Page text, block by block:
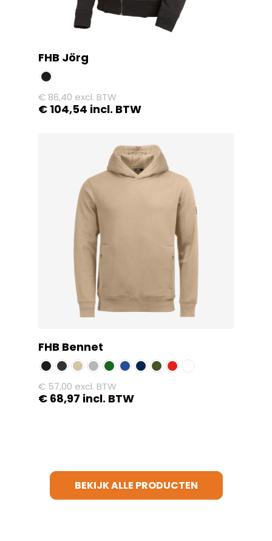
productpagina
FHB Jörg
€ 86,40 excl. BTW
€ 104,54 incl. BTW
productpagina
FHB Bennet
€ 57,00 excl. BTW
€ 68,97 incl. BTW
variaties.
BEKIJK ALLE PRODUCTEN